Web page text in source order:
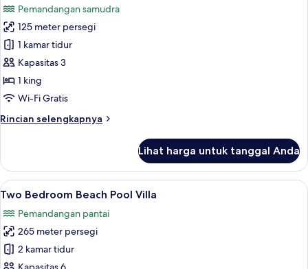
tepi
pantai
(Sunset)
foto
untuk
Vila,
kolam
renang
pribadi
Overwater)
Pemandangan samudra
125 meter persegi
1 kamar tidur
Kapasitas 3
1 king
Wi-Fi Gratis
Rincian selengkapnya
Rincian
Vila,
kolam
renang
(Ocean
Overwater)
Lihat harga untuk tanggal Anda
Lihat
semua
foto
untuk
Two
Bedroom
Two Bedroom Beach Pool Villa |
11
Two Bedroom Beach Pool Villa
Pemandangan pantai
265 meter persegi
2 kamar tidur